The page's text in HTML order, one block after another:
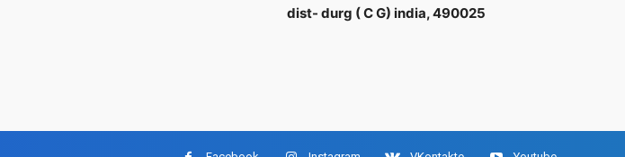
dist- durg ( C G) india, 490025